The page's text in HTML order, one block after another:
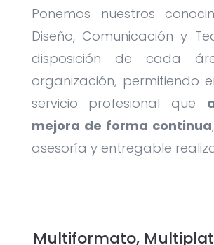
Ponemos nuestros
Diseño, Comunicación y
disposición de cada
organización, permitiendo
servicio profesional que
mejora de forma continua
asesoría y entregable
Multiformato,